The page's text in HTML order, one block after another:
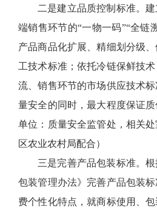
二是建立品质控制标准。
端销售环节的“一物一码”“全链
产品商品化扩展、精细划分级
工技术标准；依托冷链保鲜技
流、销售环节的市场供应技术
量安全的同时，最大程度保证
单位：质量安全监管处，相关
区农业农村局配合）
三是完善产品包装标准。
包装管理办法》完善产品包装
费个性化特点，就商标使用、